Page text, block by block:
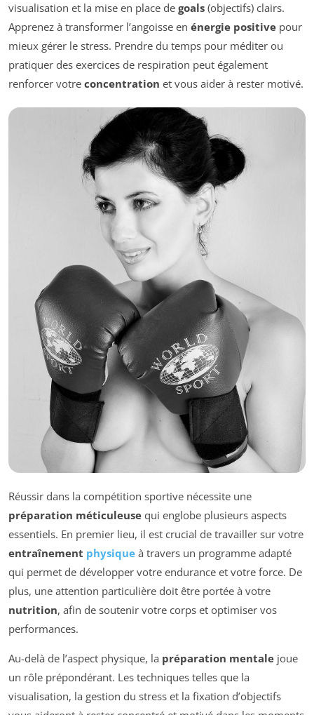
visualisation et la mise en place de goals (objectifs) clairs.
Apprenez à transformer l’angoisse en énergie positive pour
mieux gérer le stress. Prendre du temps pour méditer ou
pratiquer des exercices de respiration peut également
renforcer votre concentration et vous aider à rester motivé.
Réussir dans la compétition sportive nécessite une
préparation méticuleuse qui englobe plusieurs aspects
essentiels. En premier lieu, il est crucial de travailler sur votre
entraînement physique à travers un programme adapté
qui permet de développer votre endurance et votre force. De
plus, une attention particulière doit être portée à votre
nutrition, afin de soutenir votre corps et optimiser vos
performances.
Au-delà de l’aspect physique, la préparation mentale joue
un rôle prépondérant. Les techniques telles que la
visualisation, la gestion du stress et la fixation d’objectifs